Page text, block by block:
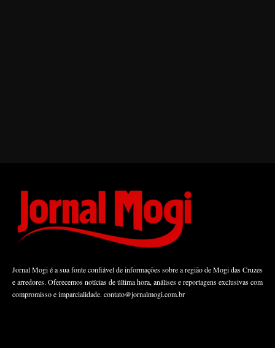
Jornal Mogi é a sua fonte confiável de informações sobre a região de Mogi das Cruzes
e arredores. Oferecemos notícias de última hora, análises e reportagens exclusivas com
compromisso e imparcialidade. contato@jornalmogi.com.br